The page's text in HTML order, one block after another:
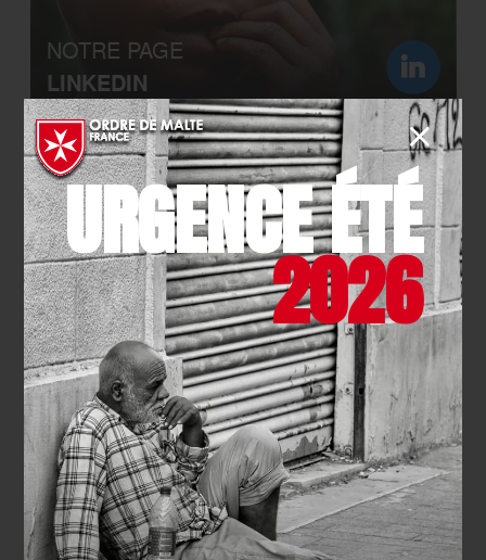
NOTRE PAGE
LINKEDIN
NOTRE CHAÎNE
YOUTUBE
ou inscrivez-vous
à notre lettre d’information :
RECEVOIR NOTRE NEWSLETTER
URGENCE ÉTÉ
2026